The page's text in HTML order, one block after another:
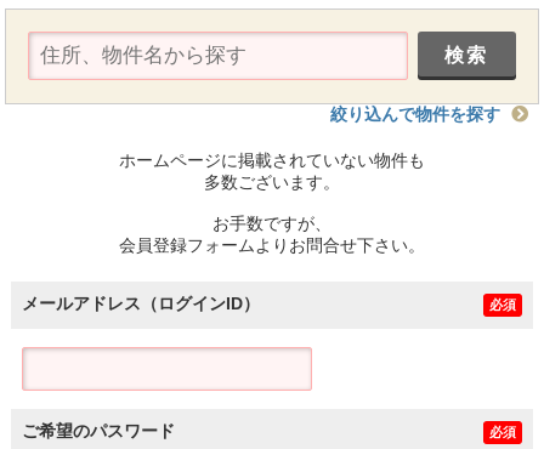
絞り込んで物件を探す
ホームページに掲載されていない物件も
多数ございます。
お手数ですが、
会員登録フォームよりお問合せ下さい。
メールアドレス（ログインID） 必須
ご希望のパスワード 必須